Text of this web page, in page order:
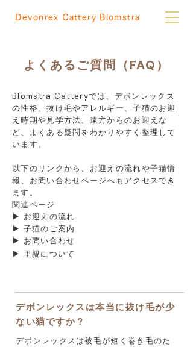
Devonrex Cattery Blomstra
よくあるご質問（FAQ）
Blomstra Catteryでは、デボンレックス
の性格、抜け毛やアレルギー、子猫のお迎
え時期や見学方法、遠方からのお迎えな
ど、よくある疑問をわかりやすく整理して
います。
以下のリンクから、お迎えの流れや子猫情
報、お問い合わせページへもアクセスでき
ます。​
関連ページ
▶ お迎えの流れ
▶ 子猫のご案内
▶ お問い合わせ
▶ 里親について
デボンレックスは本当に抜け毛が少
ない猫ですか？
デボンレックスは被毛が短く巻き毛のた